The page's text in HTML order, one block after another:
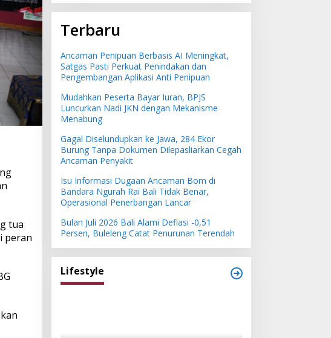
tua
peran
Terbaru
Ancaman Penipuan Berbasis AI Meningkat,
Satgas Pasti Perkuat Penindakan dan
Pengembangan Aplikasi Anti Penipuan
Mudahkan Peserta Bayar Iuran, BPJS
Luncurkan Nadi JKN dengan Mekanisme
Menabung
Gagal Diselundupkan ke Jawa, 284 Ekor
Burung Tanpa Dokumen Dilepasliarkan Cegah
Ancaman Penyakit
Isu Informasi Dugaan Ancaman Bom di
Bandara Ngurah Rai Bali Tidak Benar,
Operasional Penerbangan Lancar
Bulan Juli 2026 Bali Alami Deflasi -0,51
Persen, Buleleng Catat Penurunan Terendah
Lifestyle